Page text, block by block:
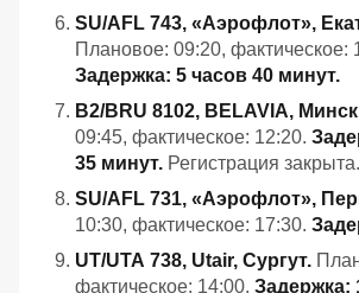
SU/AFL 743, «Аэрофлот»,
Плановое: 09:20, фактическое:
Задержка: 5 часов 40 минут.
B2/BRU 8102, BELAVIA,
09:45, фактическое: 12:20.
35 минут. Регистрация закрыта.
SU/AFL 731, «Аэрофлот»,
10:30, фактическое: 17:30.
UT/UTA 738, Utair, Сургут.
фактическое: 14:00. Задержка: